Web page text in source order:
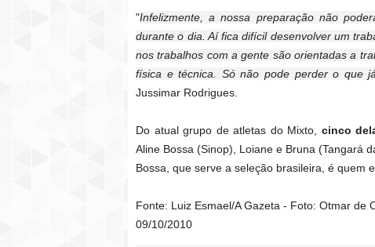
"Infelizmente, a nossa preparação não
durante o dia. Aí fica difícil desenvolver um
nos trabalhos com a gente são orientadas a
física e técnica. Só não pode perder o que
Jussimar Rodrigues.
Do atual grupo de atletas do Mixto, cinco
Aline Bossa (Sinop), Loiane e Bruna (Tangará
Bossa, que serve a seleção brasileira, é quem
Fonte: Luiz Esmael/A Gazeta - Foto: Otmar de
09/10/2010